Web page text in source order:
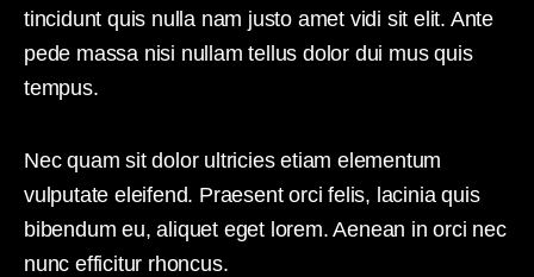
tincidunt quis nulla nam justo amet vidi sit elit. Ante
pede massa nisi nullam tellus dolor dui mus quis
tempus.
Nec quam sit dolor ultricies etiam elementum
vulputate eleifend. Praesent orci felis, lacinia quis
bibendum eu, aliquet eget lorem. Aenean in orci nec
nunc efficitur rhoncus.